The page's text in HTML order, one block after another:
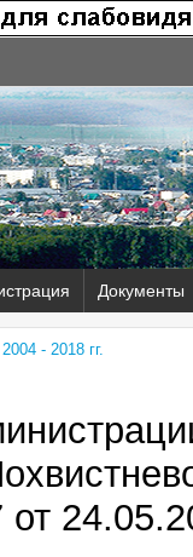
Документы
- 2018 гг.